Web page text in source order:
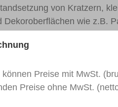
von Kratzern,
wie z.B.
Für den
sowie schwarz,
Preise mit MwSt.
Preise ohne MwSt.